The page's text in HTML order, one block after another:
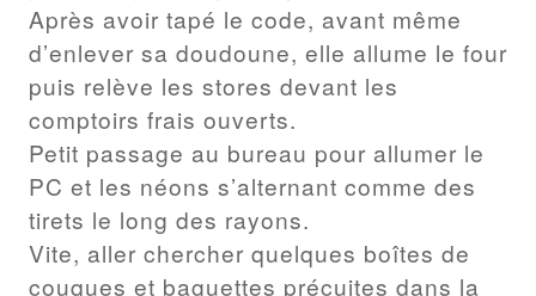
Après avoir tapé le code, avant même
d’enlever sa doudoune, elle allume le four
puis relève les stores devant les
comptoirs frais ouverts.
Petit passage au bureau pour allumer le
PC et les néons s’alternant comme des
tirets le long des rayons.
Vite, aller chercher quelques boîtes de
couques et baguettes précuites dans la